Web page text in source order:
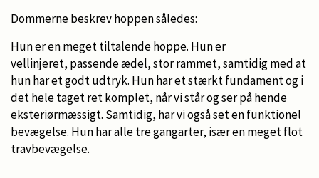
Dommerne beskrev hoppen således:
Hun er en meget tiltalende hoppe. Hun er
vellinjeret, passende ædel, stor rammet, samtidig med at
hun har et godt udtryk. Hun har et stærkt fundament og i
det hele taget ret komplet, når vi står og ser på hende
eksteriørmæssigt. Samtidig, har vi også set en funktionel
bevægelse. Hun har alle tre gangarter, især en meget flot
travbevægelse.